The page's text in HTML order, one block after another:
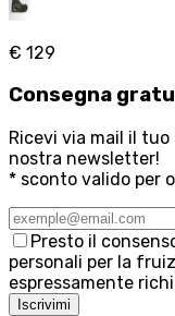
€ 129
Consegna
Ricevi via mail il
nostra newsletter!
* sconto valido per
Presto il
personali per la
espressamente
Iscrivimi